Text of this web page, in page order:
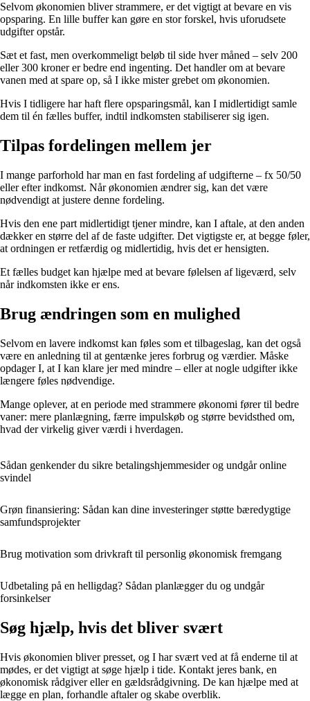
Selvom økonomien bliver strammere, er det vigtigt at bevare en vis
opsparing. En lille buffer kan gøre en stor forskel, hvis uforudsete
udgifter opstår.
Sæt et fast, men overkommeligt beløb til side hver måned – selv 200
eller 300 kroner er bedre end ingenting. Det handler om at bevare
vanen med at spare op, så I ikke mister grebet om økonomien.
Hvis I tidligere har haft flere opsparingsmål, kan I midlertidigt samle
dem til én fælles buffer, indtil indkomsten stabiliserer sig igen.
Tilpas fordelingen mellem jer
I mange parforhold har man en fast fordeling af udgifterne – fx 50/50
eller efter indkomst. Når økonomien ændrer sig, kan det være
nødvendigt at justere denne fordeling.
Hvis den ene part midlertidigt tjener mindre, kan I aftale, at den anden
dækker en større del af de faste udgifter. Det vigtigste er, at begge føler,
at ordningen er retfærdig og midlertidig, hvis det er hensigten.
Et fælles budget kan hjælpe med at bevare følelsen af ligeværd, selv
når indkomsten ikke er ens.
Brug ændringen som en mulighed
Selvom en lavere indkomst kan føles som et tilbageslag, kan det også
være en anledning til at gentænke jeres forbrug og værdier. Måske
opdager I, at I kan klare jer med mindre – eller at nogle udgifter ikke
længere føles nødvendige.
Mange oplever, at en periode med strammere økonomi fører til bedre
vaner: mere planlægning, færre impulskøb og større bevidsthed om,
hvad der virkelig giver værdi i hverdagen.
Sådan genkender du sikre betalingshjemmesider og undgår online
svindel
Grøn finansiering: Sådan kan dine investeringer støtte bæredygtige
samfundsprojekter
Brug motivation som drivkraft til personlig økonomisk fremgang
Udbetaling på en helligdag? Sådan planlægger du og undgår
forsinkelser
Søg hjælp, hvis det bliver svært
Hvis økonomien bliver presset, og I har svært ved at få enderne til at
mødes, er det vigtigt at søge hjælp i tide. Kontakt jeres bank, en
økonomisk rådgiver eller en gældsrådgivning. De kan hjælpe med at
lægge en plan, forhandle aftaler og skabe overblik.